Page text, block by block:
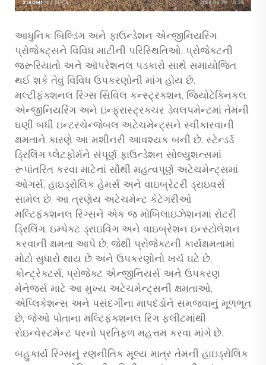
આધુનિક બિલ્ડિંગ અને ફાઉન્ડેશન એન્જીનિયરિંગ
પ્રોજેક્ટ્સને વિવિધ માટીની પરિસ્થિતિઓ, પ્રોજેક્ટની
જરૂરિયાતો અને ઑપરેશનલ પડકારો સાથે સમાયોજિત
થઈ શકે તેવું વિવિધ ઉપકરણોની માંગ હોય છે.
મલ્ટીફંક્શનલ રિગ્સ સિવિલ કન્સ્ટ્રક્શન, જિયોટેક્નિકલ
એન્જીનિયરિંગ અને ઇન્ફ્રાસ્ટ્રક્ચર ડેવલપમેન્ટમાં તેમની
ઘણી બધી ઇન્ટરચેન્જેબલ અટેચમેન્ટ્સને સ્વીકારવાની
ક્ષમતાને કારણે આ મશીનરી આવશ્યક બની છે. સ્ટેન્ડર્ડ
ડ્રિલિંગ પ્લેટફોર્મને સંપૂર્ણ ફાઉન્ડેશન સોલ્યુશન્સમાં
રૂપાંતરિત કરવા માટેનાં સૌથી મહત્વપૂર્ણ અટેચમેન્ટ્સમાં
ઓગર્સ, હાઇડ્રોલિક હેમર્સ અને વાઇબ્રેટરી ડ્રાઇવર્સ
સામેલ છે. આ ત્રણેય અટેચમેન્ટ કેટેગરીઓ
મલ્ટિફંક્શનલ રિગ્સને એક જ મોબિલાઇઝેશનમાં રોટરી
ડ્રિલિંગ, ઇમ્પેક્ટ ડ્રાઇવિંગ અને વાઇબ્રેશન ઇન્સ્ટોલેશન
કરવાની ક્ષમતા આપે છે, જેથી પ્રોજેક્ટની કાર્યક્ષમતામાં
મોટો સુધારો થાય છે અને ઉપકરણોનો ખર્ચ ઘટે છે.
કોન્ટ્રેક્ટર્સ, પ્રોજેક્ટ એન્જીનિયર્સ અને ઉપકરણ
મેનેજર્સ માટે આ મુખ્ય અટેચમેન્ટ્સની ક્ષમતાઓ,
એપ્લિકેશન્સ અને પસંદગીના માપદંડોને સમજવાનું મૂળભૂત
છે, જેઓ પોતાના મલ્ટિફંક્શનલ રિગ ફ્લીટમાંથી
રોઇન્વેસ્ટમેન્ટ પરનો પ્રતિફળ મહત્તમ કરવા માંગે છે.
બહુકાર્ય રિગ્સનું રણનીતિક મૂલ્ય માત્ર તેમની હાઇડ્રોલિક